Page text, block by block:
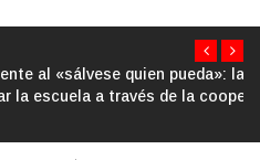
pueda»: la urgencia de
de la cooperación
6, 2026